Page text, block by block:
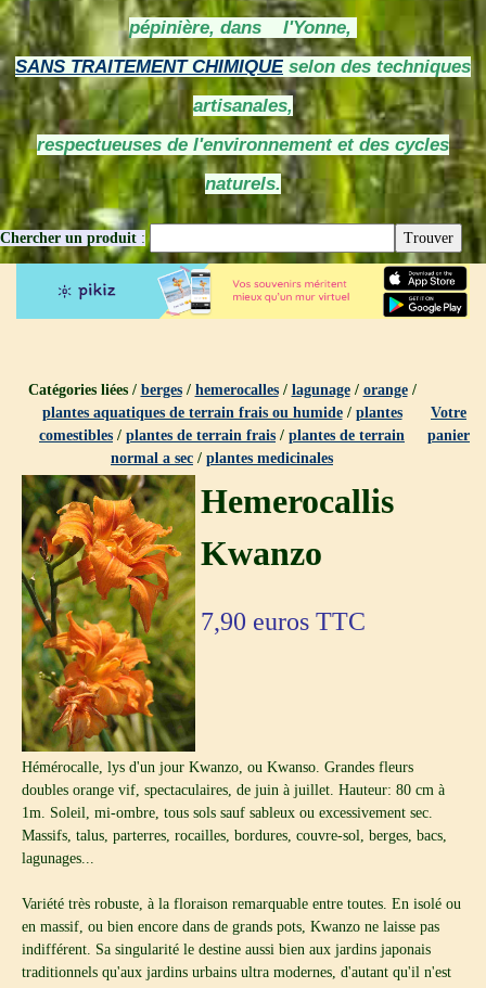
pépinière, dans l'Yonne,
SANS TRAITEMENT CHIMIQUE selon des techniques
artisanales,
respectueuses de l'environnement et des cycles
naturels.
Chercher un produit :
Catégories liées / berges/ hemerocalles/ lagunage/ orange/
plantes aquatiques de terrain frais ou humide/ plantes
comestibles / plantes de terrain frais / plantes de terrain
normal a sec / plantes medicinales
Votre
panier
Hemerocallis
Kwanzo
7,90 euros TTC
Hémérocalle, lys d'un jour Kwanzo, ou Kwanso. Grandes fleurs
doubles orange vif, spectaculaires, de juin à juillet. Hauteur: 80 cm à
1m. Soleil, mi-ombre, tous sols sauf sableux ou excessivement sec.
Massifs, talus, parterres, rocailles, bordures, couvre-sol, berges, bacs,
lagunages...
Variété très robuste, à la floraison remarquable entre toutes. En isolé ou
en massif, ou bien encore dans de grands pots, Kwanzo ne laisse pas
indifférent. Sa singularité le destine aussi bien aux jardins japonais
traditionnels qu'aux jardins urbains ultra modernes, d'autant qu'il n'est